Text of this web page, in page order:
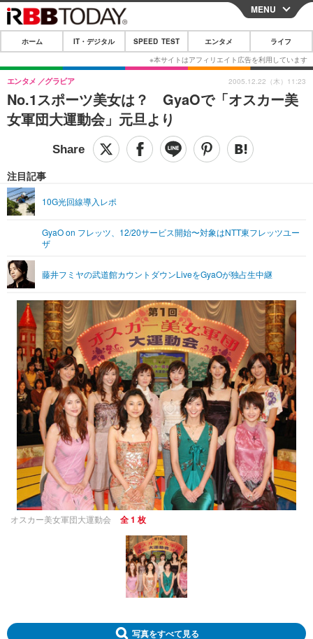
CLOSE
ホーム
IT・デジタル
IT・デジタルTOP スマートフォン
ショッピング その他
SPEED TEST
エンタメTOP 映画・ドラマ
ショッピング その他
ライフTOP
リリース一覧
MENU
ホーム IT・デジタル SPEED TEST エンタメ ライフ
No.1スポーツ美女は？ GyaOで「オスカー美
女軍団大運動会」元旦より
エンタメ グラビア
注目記事
10G光回線導入レポ
GyaO on フレッツ、12/20サービス開始〜対象はNTT東フレッツユー
ザ
藤井フミヤの武道館カウントダウンLiveをGyaOが独占生中継
2005.12.22（木）11:23
オスカー美女軍団大運動会 全 1 枚
写真をすべて見る